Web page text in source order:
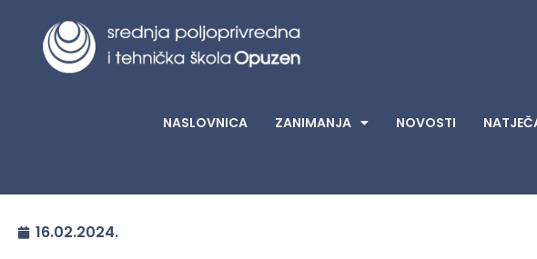
NASLOVNICA ZANIMANJA NOVOSTI
16.02.2024.